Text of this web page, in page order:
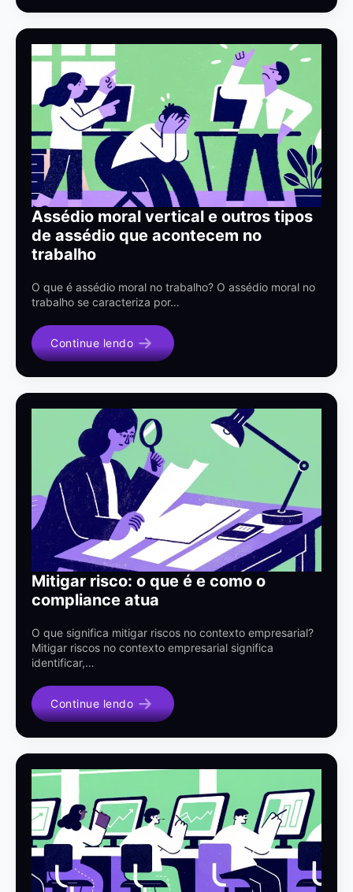
Assédio moral vertical e outros tipos
de assédio que acontecem no
trabalho
O que é assédio moral no trabalho? O assédio moral no
trabalho se caracteriza por…
Continue lendo
Mitigar risco: o que é e como o
compliance atua
O que significa mitigar riscos no contexto empresarial?
Mitigar riscos no contexto empresarial significa
identificar,…
Continue lendo